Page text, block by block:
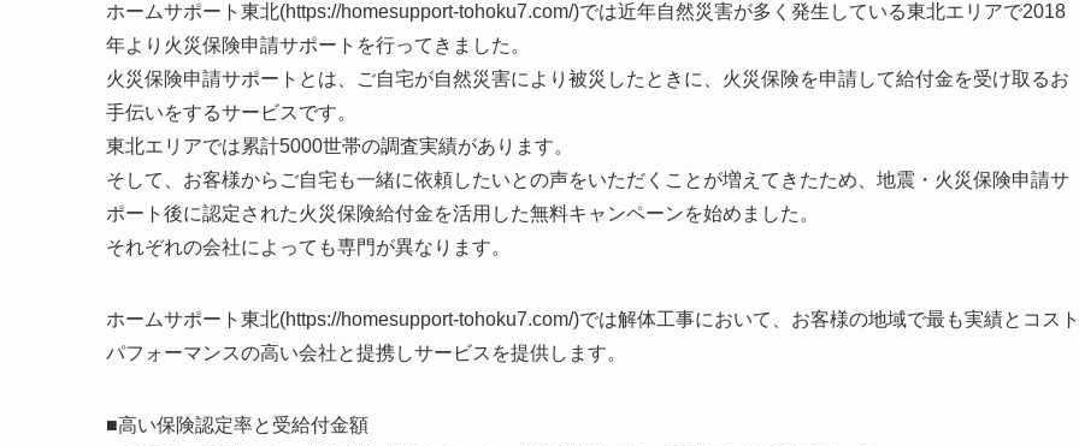
ホームサポート東北(https://homesupport-tohoku7.com/)では近年自然災害が多く発生している東北エリアで2018
年より火災保険申請サポートを行ってきました。
火災保険申請サポートとは、ご自宅が自然災害により被災したときに、火災保険を申請して給付金を受け取るお
手伝いをするサービスです。
東北エリアでは累計5000世帯の調査実績があります。
そして、お客様からご自宅も一緒に依頼したいとの声をいただくことが増えてきたため、地震・火災保険申請サ
ポート後に認定された火災保険給付金を活用した無料キャンペーンを始めました。
それぞれの会社によっても専門が異なります。
ホームサポート東北(https://homesupport-tohoku7.com/)では解体工事において、お客様の地域で最も実績とコスト
パフォーマンスの高い会社と提携しサービスを提供します。
■高い保険認定率と受給付金額